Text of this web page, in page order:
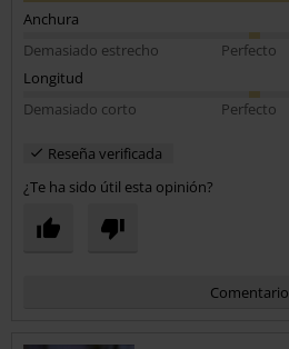
Anchura
Demasiado estrecho
Perfecto
Longitud
Demasiado corto
Perfecto
Reseña verificada
¿Te ha sido útil esta opinión?
Comentario